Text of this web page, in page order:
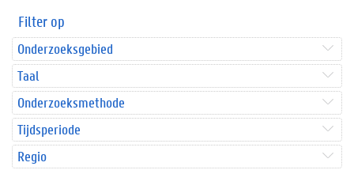
Filter op
Onderzoeksgebied
Taal
Onderzoeksmethode
Tijdsperiode
Regio